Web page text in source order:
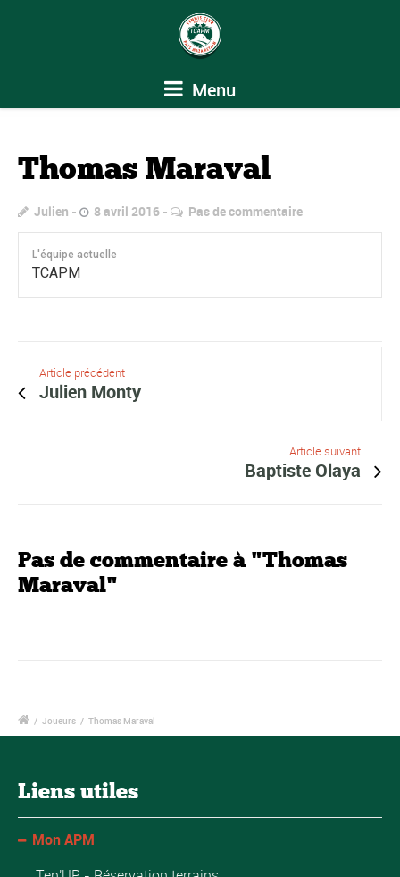
Menu
Thomas Maraval
Julien 8 avril 2016 Pas de commentaire
L'équipe actuelle
TCAPM
Article précédent
Julien Monty
Article suivant
Baptiste Olaya
Pas de commentaire à "Thomas
Maraval"
/ Joueurs / Thomas Maraval
Liens utiles
Mon APM